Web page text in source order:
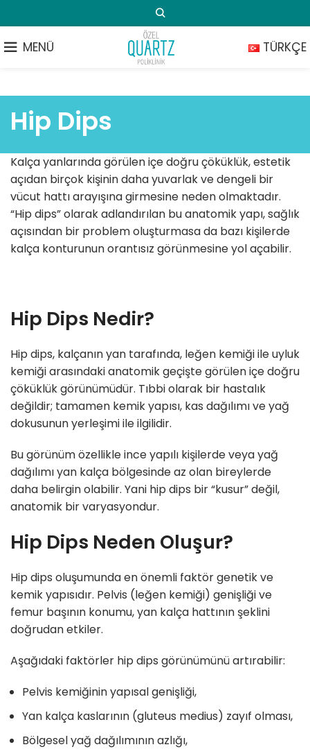
MENÜ TÜRKÇE
Hip Dips
Kalça yanlarında görülen içe doğru çöküklük, estetik
açıdan birçok kişinin daha yuvarlak ve dengeli bir
vücut hattı arayışına girmesine neden olmaktadır.
“Hip dips” olarak adlandırılan bu anatomik yapı, sağlık
açısından bir problem oluşturmasa da bazı kişilerde
kalça konturunun orantısız görünmesine yol açabilir.
Hip Dips Nedir?
Hip dips, kalçanın yan tarafında, leğen kemiği ile uyluk
kemiği arasındaki anatomik geçişte görülen içe doğru
çöküklük görünümüdür. Tıbbi olarak bir hastalık
değildir; tamamen kemik yapısı, kas dağılımı ve yağ
dokusunun yerleşimi ile ilgilidir.
Bu görünüm özellikle ince yapılı kişilerde veya yağ
dağılımı yan kalça bölgesinde az olan bireylerde
daha belirgin olabilir. Yani hip dips bir “kusur” değil,
anatomik bir varyasyondur.
Hip Dips Neden Oluşur?
Hip dips oluşumunda en önemli faktör genetik ve
kemik yapısıdır. Pelvis (leğen kemiği) genişliği ve
femur başının konumu, yan kalça hattının şeklini
doğrudan etkiler.
Aşağıdaki faktörler hip dips görünümünü artırabilir:
Pelvis kemiğinin yapısal genişliği,
Yan kalça kaslarının (gluteus medius) zayıf olması,
Bölgesel yağ dağılımının azlığı,